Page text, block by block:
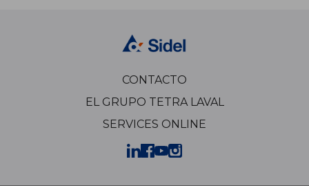
CONTACTO
EL GRUPO TETRA LAVAL
SERVICES ONLINE